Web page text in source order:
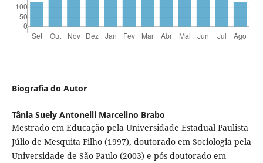
Biografia do Autor
Tânia Suely Antonelli Marcelino Brabo
Mestrado em Educação pela Universidade Estadual Paulista
Júlio de Mesquita Filho (1997), doutorado em Sociologia pela
Universidade de São Paulo (2003) e pós-doutorado em